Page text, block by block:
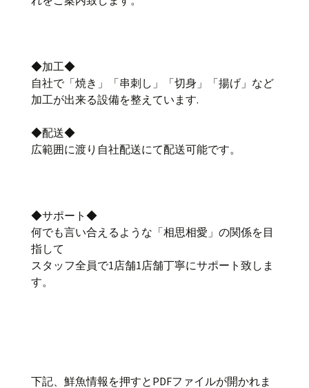
◆加工◆
自社で「焼き」「串刺し」「切身」「揚げ」など
加工が出来る設備を整えています.
◆配送◆
広範囲に渡り自社配送にて配送可能です。
◆サポート◆
何でも言い合えるような「相思相愛」の関係を目
指して
スタッフ全員で1店舗1店舗丁寧にサポート致しま
す。
下記、鮮魚情報を押すとPDFファイルが開かれま